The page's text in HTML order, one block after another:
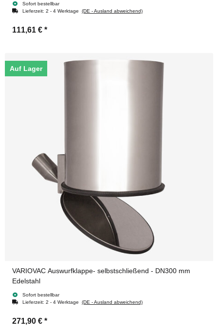
Sofort bestellbar
Lieferzeit: 2 - 4 Werktage (DE - Ausland abweichend)
111,61 € *
Auf Lager
VARIOVAC Auswurfklappe- selbstschließend - DN300 mm
Edelstahl
Sofort bestellbar
Lieferzeit: 2 - 4 Werktage (DE - Ausland abweichend)
271,90 € *